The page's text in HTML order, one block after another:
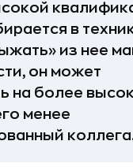
в
из нее
он может
на более
менее